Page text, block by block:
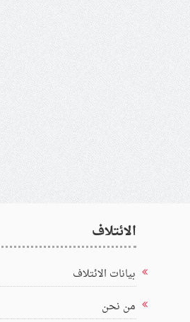
الائتلاف
بيانات الائتلاف
من نحن